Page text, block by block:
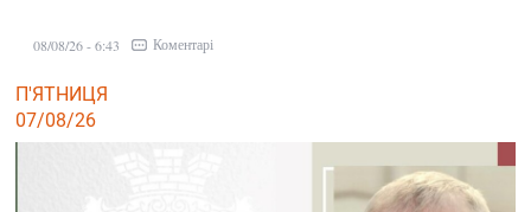
08/08/26 - 6:43 Коментарі
П'ЯТНИЦЯ
07/08/26